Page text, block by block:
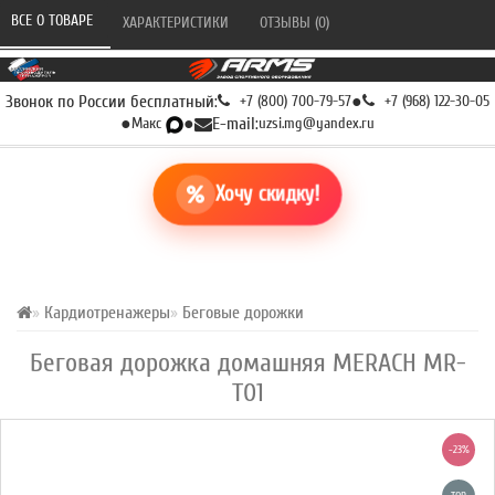
Звонок по России бесплатный: +7 (800) 700-79-57● +7 (968) 122-30-05
●Макс ● E-mail:uzsi.mg@yandex.ru
Хочу скидку!
Кардиотренажеры Беговые дорожки
Беговая дорожка домашняя MERACH MR-
T01
ВСЕ О ТОВАРЕ ХАРАКТЕРИСТИКИ ОТЗЫВЫ (0)
-23%